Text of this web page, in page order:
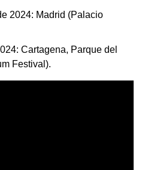
2024: Madrid (Palacio
Cartagena, Parque del
Festival).